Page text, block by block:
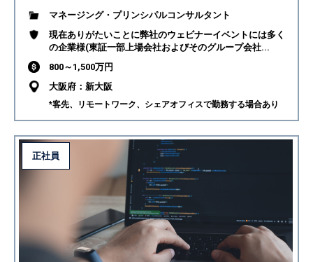
マネージング・プリンシパルコンサルタント
現在ありがたいことに弊社のウェビナーイベントには多く
の企業様(東証一部上場会社およびそのグループ会社...
800～1,500万円
大阪府：新大阪
*客先、リモートワーク、シェアオフィスで勤務する場合あり
正社員